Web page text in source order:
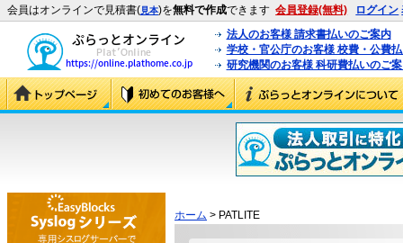
会員はオンラインで見積書(見本)を無料で作成できます 会員登録(無料) ログイン
法人のお客様 請求書払いのご案内
学校・官公庁のお客様 校費・公費
研究機関のお客様 科研費払いのご
ホーム > PATLITE